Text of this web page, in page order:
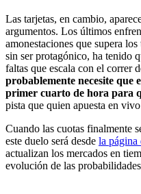
Las tarjetas, en cambio,
argumentos. Los últimos
amonestaciones que supera
sin ser protagónico, ha tenido
faltas que escala con el correr
probablemente necesite que
primer cuarto de hora para
pista que quien apuesta en
Cuando las cuotas finalmente
este duelo será desde la
actualizan los mercados en
evolución de las